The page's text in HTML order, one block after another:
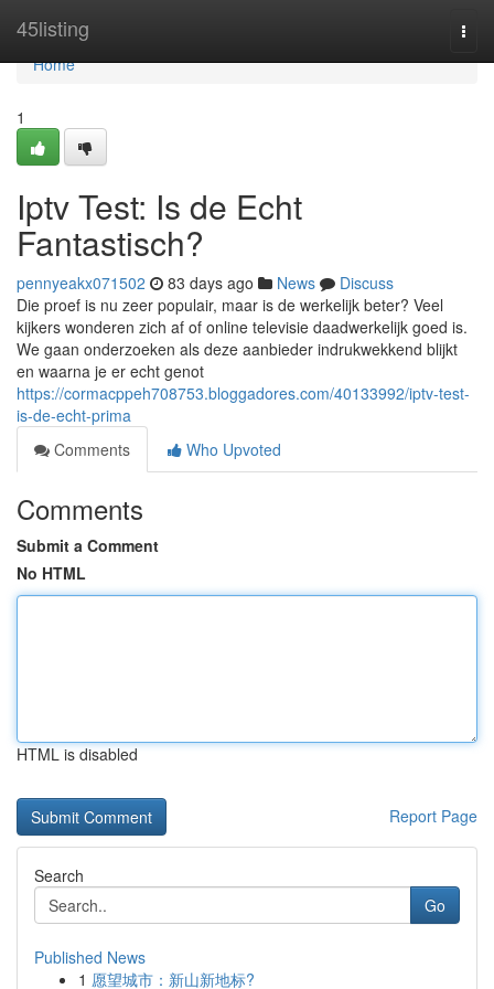
45listing
Home
Home
1
Iptv Test: Is de Echt
Fantastisch?
pennyeakx071502 83 days ago News
Discuss
Die proef is nu zeer populair, maar is de werkelijk beter? Veel
kijkers wonderen zich af of online televisie daadwerkelijk goed is.
We gaan onderzoeken als deze aanbieder indrukwekkend blijkt
en waarna je er echt genot
https://cormacppeh708753.bloggadores.com/40133992/iptv-test-
is-de-echt-prima
Comments
Who Upvoted
Comments
Submit a Comment
No HTML
HTML is disabled
Report Page
Search
Go
Published News
1 愿望城市：新山新地标?